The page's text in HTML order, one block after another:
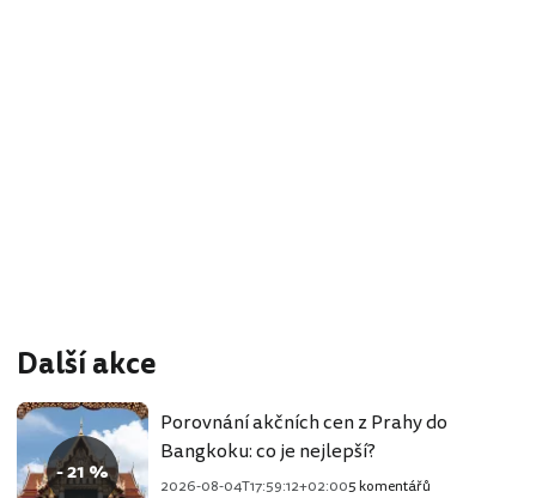
Další akce
- 21 %
Porovnání akčních cen z Prahy do
Bangkoku: co je nejlepší?
2026-08-04T17:59:12+02:005 komentářů